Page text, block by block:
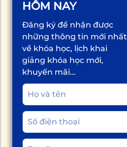
HÔM NAY
Đăng ký để nhận được
những thông tin mới nhất
về khóa học, lịch khai
giảng khóa học mới,
khuyến mãi...